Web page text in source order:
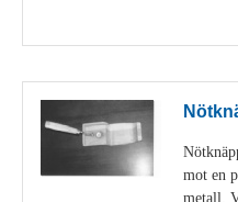
mot en
metall.